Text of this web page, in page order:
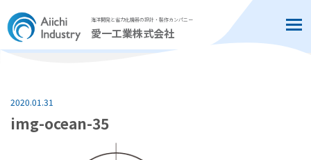
海洋開発と省力化機器の設計・製作カンパニー
愛一工業株式会社
2020.01.31
img-ocean-35